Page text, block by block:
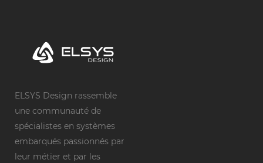
ELSYS Design rassemble
une communauté de
spécialistes en systèmes
embarqués passionnés par
leur métier et par les